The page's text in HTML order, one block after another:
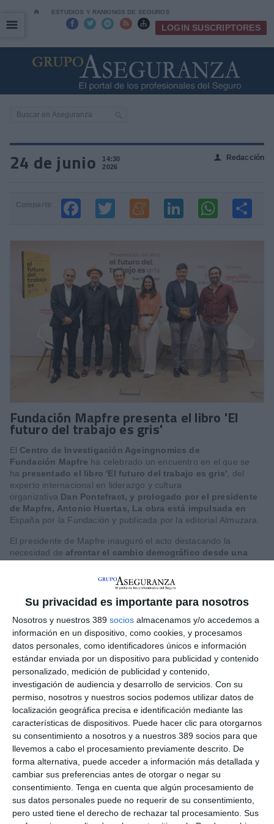
Su privacidad es importante para nosotros
Nosotros y nuestros 389 socios almacenamos y/o accedemos a
información en un dispositivo, como cookies, y procesamos
datos personales, como identificadores únicos e información
estándar enviada por un dispositivo para publicidad y contenido
personalizado, medición de publicidad y contenido,
investigación de audiencia y desarrollo de servicios. Con su
permiso, nosotros y nuestros socios podemos utilizar datos de
localización geográfica precisa e identificación mediante las
características de dispositivos. Puede hacer clic para otorgarnos
su consentimiento a nosotros y a nuestros 389 socios para que
llevemos a cabo el procesamiento previamente descrito. De
forma alternativa, puede acceder a información más detallada y
cambiar sus preferencias antes de otorgar o negar su
consentimiento. Tenga en cuenta que algún procesamiento de
sus datos personales puede no requerir de su consentimiento,
pero usted tiene el derecho de rechazar tal procesamiento. Sus
⌂ ESTUDIOS Y RANKINGS DE SEGUROS
     LOGIN SUSCRIPTORES
☰
☰
24 de junio
14:30
2026
👤 Redacción
Fundación Mapfre presenta el libro 'El
futuro del trabajo es gris'
El Centro de Investigación Ageingnomics de
Fundación Mapfre ha celebrado un encuentro en el que se
ha presentado el libro 'El futuro del trabajo es gris' , del
experto internacional en liderazgo y cultura
organizativa Dan Pontefract, y prologado por el presidente
de Mapfre, Antonio Huertas, La obra está impulsada en
España por la Fundación y publicada por la editorial Almuzara.
El presidente de Mapfre inauguró el acto destacando la
necesidad de afrontar el cambio demográfico desde una
hemos analizado los desafíos asociados al envejecimiento de
la población, pero hoy sabemos que también existen enormes
oportunidades". Añadió que "una sociedad más longeva
requiere nuevas formas de entender el trabajo, el aprendizaje y
la participación económica para poder aprovechar el talento y
la experiencia de todas las generaciones". Añadió en sus
reflexiones que "elgran riesgo para las empresas no es el
envejecimiento de sus plantillas, sino desperdiciar el
talento que acumulan".
El autor del libro analiza el impacto que tendrá el
envejecimiento demográfico sobre el empleo, la productividad y
los modelos de liderazgo durante las próximas décadas, y que
llegará a las librerías en septiembre. En su presentación ha
destacado que las empresas e instituciones continúan
operando con esquemas diseñados para sociedades más
jóvenes, pese a que la realidad demográfica está cambiando
rápidamente. Como consecuencia, afirma que "las
organizaciones deberán gestionar plantillas cada vez más
longevas y diversas desde el punto de vista generacional".
Dan Pontefract advierte de que el mundo se encuentra ante un